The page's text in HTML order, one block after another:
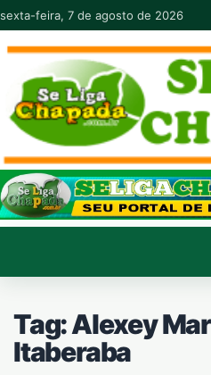
Pular para o conteúdo
sexta-feira, 7 de agosto de 2026
Tag:Alexey
Itaberaba